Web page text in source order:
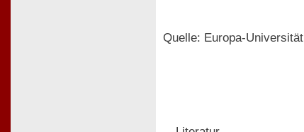
Quelle: Europa-